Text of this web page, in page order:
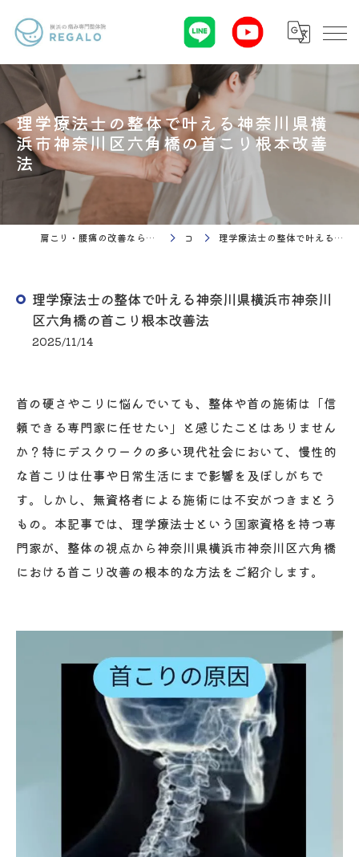
理学療法士の整体で叶える神奈川県横
浜市神奈川区六角橋の首こり根本改善
法
肩こり・腰痛の改善なら理学療法 整体院Regalo（横浜市神奈川区白楽駅） コラム 理学療法士の整体で叶える神奈川県横浜市神奈川区六角橋の首こり根本改善法
理学療法士の整体で叶える神奈川県横浜市神奈川
区六角橋の首こり根本改善法
2025/11/14
首の硬さやこりに悩んでいても、整体や首の施術は「信
頼できる専門家に任せたい」と感じたことはありません
か？特にデスクワークの多い現代社会において、慢性的
な首こりは仕事や日常生活にまで影響を及ぼしがちで
す。しかし、無資格者による施術には不安がつきまとう
もの。本記事では、理学療法士という国家資格を持つ専
門家が、整体の視点から神奈川県横浜市神奈川区六角橋
における首こり改善の根本的な方法をご紹介します。